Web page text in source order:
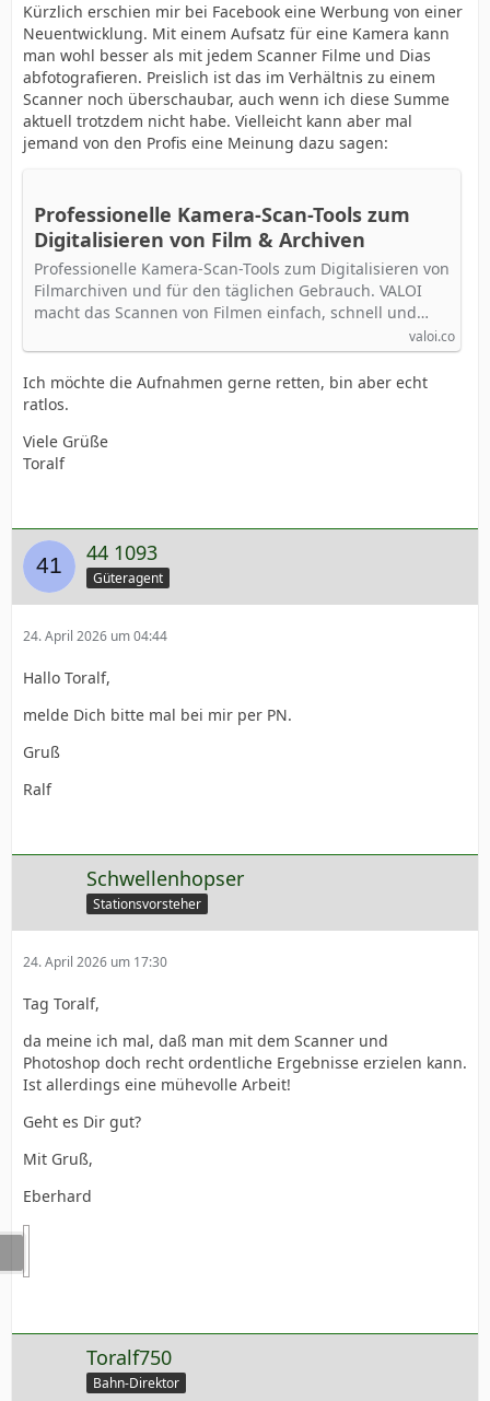
Kürzlich erschien mir bei Facebook eine Werbung von einer
Neuentwicklung. Mit einem Aufsatz für eine Kamera kann
man wohl besser als mit jedem Scanner Filme und Dias
abfotografieren. Preislich ist das im Verhältnis zu einem
Scanner noch überschaubar, auch wenn ich diese Summe
aktuell trotzdem nicht habe. Vielleicht kann aber mal
jemand von den Profis eine Meinung dazu sagen:
Professionelle Kamera-Scan-Tools zum
Digitalisieren von Film & Archiven
Professionelle Kamera-Scan-Tools zum Digitalisieren von
Filmarchiven und für den täglichen Gebrauch. VALOI
macht das Scannen von Filmen einfach, schnell und…
valoi.co
Ich möchte die Aufnahmen gerne retten, bin aber echt
ratlos.
Viele Grüße
Toralf
44 1093
Güteragent
24. April 2026 um 04:44
Hallo Toralf,
melde Dich bitte mal bei mir per PN.
Gruß
Ralf
Schwellenhopser
Stationsvorsteher
24. April 2026 um 17:30
Tag Toralf,
da meine ich mal, daß man mit dem Scanner und
Photoshop doch recht ordentliche Ergebnisse erzielen kann.
Ist allerdings eine mühevolle Arbeit!
Geht es Dir gut?
Mit Gruß,
Eberhard
Toralf750
Bahn-Direktor